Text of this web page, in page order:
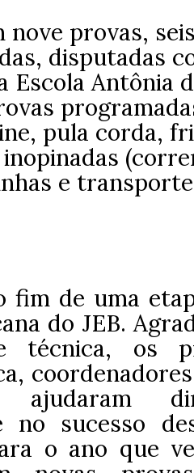
nove provas,
disputadas
Escola Antônia
pula corda,
inopinadas
e
fim de uma
do JEB.
técnica, os
no sucesso
o ano que